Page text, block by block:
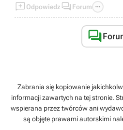
Odpowiedz  Forum 

Zabrania się kopiowanie
informacji zawartych na tej stronie.
wspierana przez twórców ani
są objęte prawami autorskimi